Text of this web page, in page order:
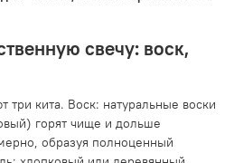
свечу: воск,
три кита. Воск: натуральные воски
горят чище и дольше
образуя полноценный